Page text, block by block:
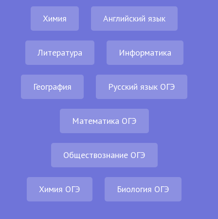
Химия Английский язык
Литература Информатика
География Русский язык ОГЭ
Математика ОГЭ
Обществознание ОГЭ
Химия ОГЭ Биология ОГЭ